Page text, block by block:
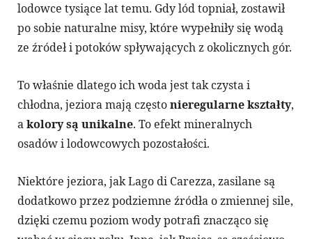
lodowce tysiące lat temu. Gdy lód topniał, zostawił
po sobie naturalne misy, które wypełniły się wodą
ze źródeł i potoków spływających z okolicznych gór.
To właśnie dlatego ich woda jest tak czysta i
chłodna, jeziora mają częstonieregularne kształty,
akolory są unikalne. To efekt mineralnych
osadów i lodowcowych pozostałości.
Niektóre jeziora, jak Lago di Carezza, zasilane są
dodatkowo przez podziemne źródła o zmiennej sile,
dzięki czemu poziom wody potrafi znacząco się